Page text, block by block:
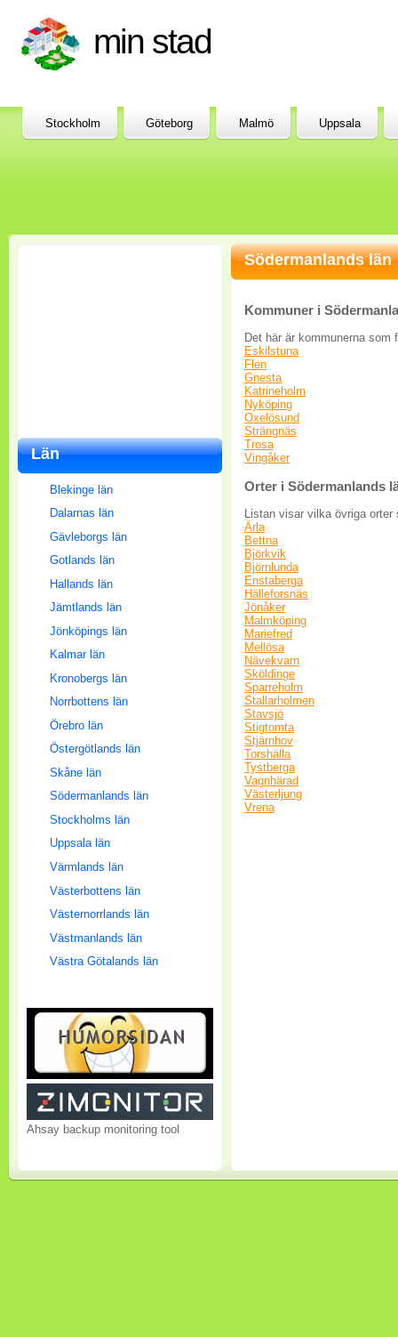
min stad
Stockholm Göteborg Malmö Uppsala
Södermanlands län
Kommuner i
Det här är kommunerna som
Eskilstuna
Flen
Gnesta
Katrineholm
Nyköping
Oxelösund
Strängnäs
Trosa
Vingåker
Orter i Södermanlands
Listan visar vilka övriga
Ärla
Bettna
Björkvik
Björnlunda
Enstaberga
Hälleforsnäs
Jönåker
Malmköping
Mariefred
Mellösa
Nävekvarn
Sköldinge
Sparreholm
Stallarholmen
Stavsjö
Stigtomta
Stjärnhov
Torshälla
Tystberga
Vagnhärad
Västerljung
Vrena
Län
Blekinge län
Dalarnas län
Gävleborgs län
Gotlands län
Hallands län
Jämtlands län
Jönköpings län
Kalmar län
Kronobergs län
Norrbottens län
Örebro län
Östergötlands län
Skåne län
Södermanlands län
Stockholms län
Uppsala län
Värmlands län
Västerbottens län
Västernorrlands län
Västmanlands län
Västra Götalands län
Ahsay backup monitoring tool